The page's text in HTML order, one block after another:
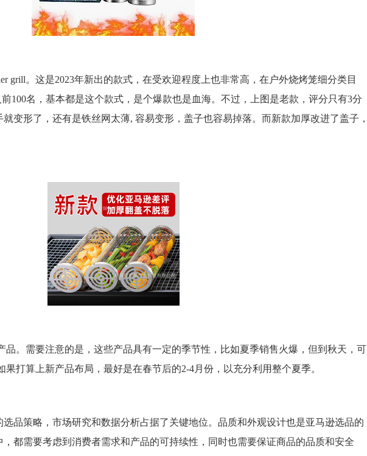
grill。这是2023年新出的款式，在受欢迎程度上也非常高，在户外烧烤笼细分类目
100名，基本都是这个款式，是个爆款也是血海。不过，上图是老款，评分只有3分
变形了，还有是铁丝网太薄, 容易变形，盖子也容易掉落。而新款加厚改进了盖子，
品。需要注意的是，这些产品具有一定的季节性，比如夏季销售火爆，但到秋天，可
打算上新产品布局，最好是在春节后的2-4月份，以充分利用整个夏季。
品策略，市场研究和数据分析占据了关键地位。品质和外观设计也是亚马逊选品的
都需要考虑到消费者需求和产品的可持续性，同时也需要保证商品的品质和安全